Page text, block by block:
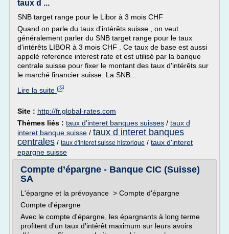
taux d ...
SNB target range pour le Libor à 3 mois CHF
Quand on parle du taux d'intérêts suisse , on veut
généralement parler du SNB target range pour le taux
d'intérêts LIBOR à 3 mois CHF . Ce taux de base est aussi
appelé reference interest rate et est utilisé par la banque
centrale suisse pour fixer le montant des taux d'intérêts sur
le marché financier suisse. La SNB...
Lire la suite
Site : http://fr.global-rates.com
Thèmes liés : taux d'interet banques suisses / taux d
interet banque suisse / taux d interet banques
centrales / taux d'interet suisse historique / taux d'interet
epargne suisse
Compte d’épargne - Banque CIC (Suisse)
SA
L'épargne et la prévoyance > Compte d'épargne
Compte d'épargne
Avec le compte d'épargne, les épargnants à long terme
profitent d'un taux d'intérêt maximum sur leurs avoirs